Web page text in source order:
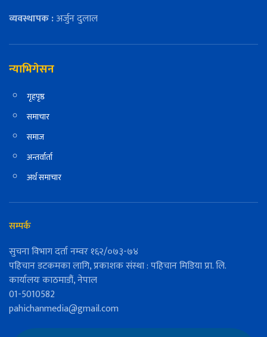
व्यवस्थापक :अर्जुन दुलाल
न्याभिगेसन
गृहपृष्ठ
समाचार
समाज
अन्तर्वार्ता
अर्थ समाचार
सम्पर्क
सुचना विभाग दर्ता नम्वर १६२/०७३-७४
पहिचान डटकमका लागि, प्रकाशक संस्था : पहिचान मिडिया प्रा. लि.
कार्यालयः काठमाडौं, नेपाल
01-5010582
pahichanmedia@gmail.com